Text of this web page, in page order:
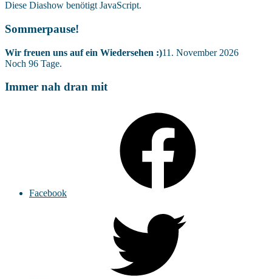
Diese Diashow benötigt JavaScript.
Sommerpause!
Wir freuen uns auf ein Wiedersehen :)11. November 2026
Noch 96 Tage.
Immer nah dran mit
Facebook